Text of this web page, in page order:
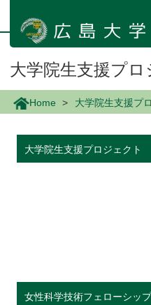
大学院生支援プロ
Home 大学院生支援プ
大学院生支援プロジェクト
女性科学技術フェローシッ